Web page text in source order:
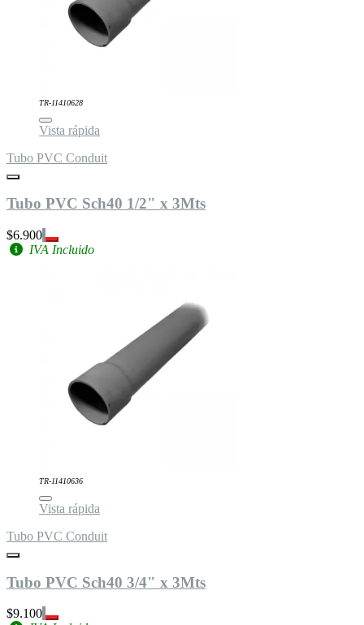
TR-11410628
Vista rápida
Tubo PVC Conduit
Tubo PVC Sch40 1/2" x 3Mts
$6.900
IVA Incluido
TR-11410636
Vista rápida
Tubo PVC Conduit
Tubo PVC Sch40 3/4" x 3Mts
$9.100